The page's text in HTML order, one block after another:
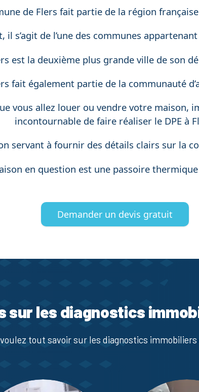
de Flers fait partie de la région
s’agit de l’une des communes
est la deuxième plus grande ville de son
fait également partie de la communauté
vous allez louer ou vendre votre maison,
incontournable de faire réaliser le DPE à
servant à fournir des détails clairs sur la
en question est une passoire
Demander un devis gratuit
sur les diagnostics
tout savoir sur les diagnostics immobiliers